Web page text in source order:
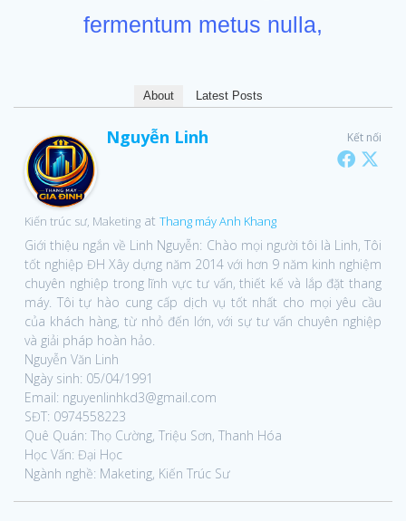
fermentum metus nulla,
About Latest Posts
Kết nối
Nguyễn Linh
Kiến trúc sư, Maketing at Thang máy Anh Khang
Giới thiệu ngắn về Linh Nguyễn: Chào mọi người tôi là Linh, Tôi
tốt nghiệp ĐH Xây dựng năm 2014 với hơn 9 năm kinh nghiệm
chuyên nghiệp trong lĩnh vực tư vấn, thiết kế và lắp đặt thang
máy. Tôi tự hào cung cấp dịch vụ tốt nhất cho mọi yêu cầu
của khách hàng, từ nhỏ đến lớn, với sự tư vấn chuyên nghiệp
và giải pháp hoàn hảo.
Nguyễn Văn Linh
Ngày sinh: 05/04/1991
Email: nguyenlinhkd3@gmail.com
SĐT: 0974558223
Quê Quán: Thọ Cường, Triệu Sơn, Thanh Hóa
Học Vấn: Đại Học
Ngành nghề: Maketing, Kiến Trúc Sư